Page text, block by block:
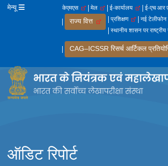
मेन्यू केएमएस मेल ई-कार्यालय ई-एच आर
राज्य वित्त प्रशिक्षण नई टेलीफोन
स्थानीय शासन पर
CAG–ICSSR रिसर्च आर्टिकल
ऑडिट रिपोर्ट